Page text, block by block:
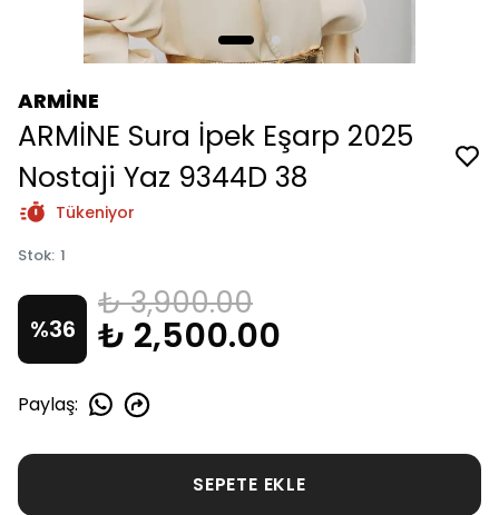
ARMİNE
ARMİNE Sura İpek Eşarp 2025
Nostaji Yaz 9344D 38
Tükeniyor
Stok: 1
%36
₺ 3,900.00
₺ 2,500.00
Paylaş:
SEPETE EKLE